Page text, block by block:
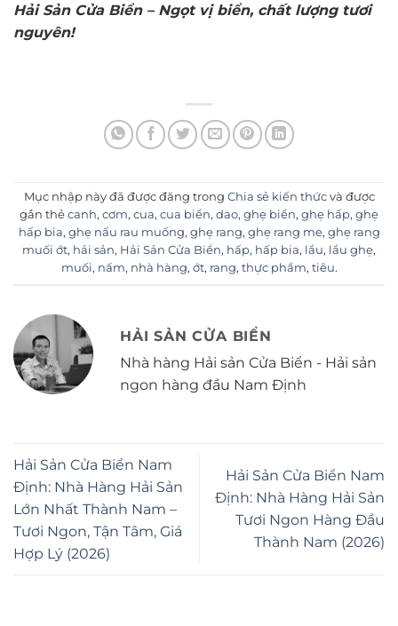
Hải Sản Cửa Biển – Ngọt vị biển, chất lượng tươi
nguyên!
Mục nhập này đã được đăng trong Chia sẻ kiến thứcvà được
gắn thẻ canh, cơm, cua, cua biển, dao, ghẹ biển, ghẹ hấp, ghẹ
hấp bia, ghẹ nấu rau muống, ghẹ rang, ghẹ rang me, ghẹ rang
muối ớt, hải sản, Hải Sản Cửa Biển, hấp, hấp bia, lẩu, lẩu ghẹ,
muối, nấm, nhà hàng, ớt, rang, thực phẩm, tiêu.
HẢI SẢN CỬA BIỂN
Nhà hàng Hải sản Cửa Biển - Hải sản
ngon hàng đầu Nam Định
Hải Sản Cửa Biển Nam
Định: Nhà Hàng Hải Sản
Lớn Nhất Thành Nam –
Tươi Ngon, Tận Tâm, Giá
Hợp Lý (2026)
Hải Sản Cửa Biển Nam
Định: Nhà Hàng Hải Sản
Tươi Ngon Hàng Đầu
Thành Nam (2026)